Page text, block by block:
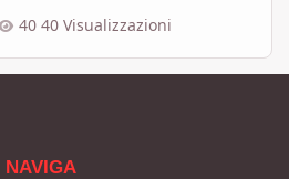
40 Visualizzazioni
NAVIGA